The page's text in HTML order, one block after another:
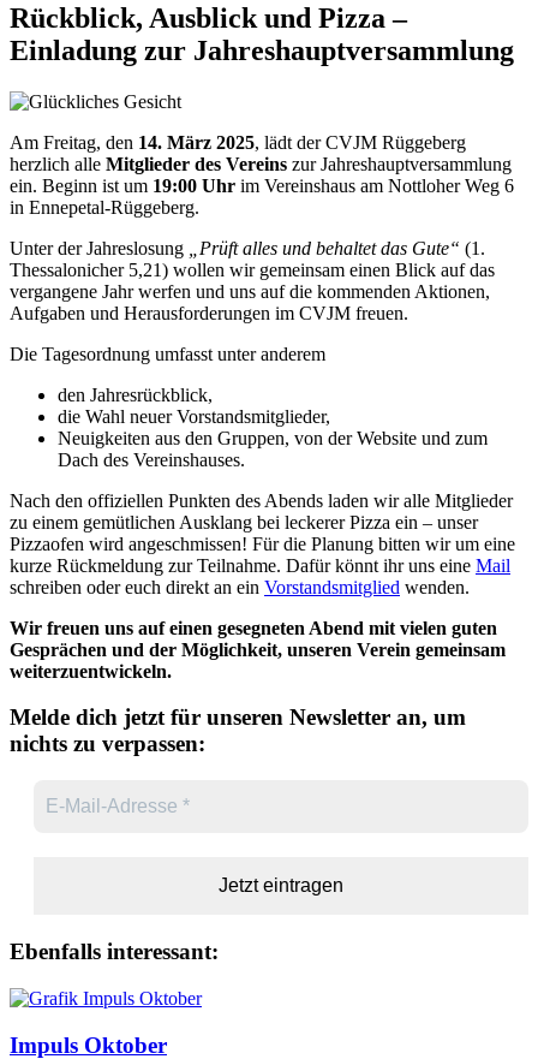
Rückblick, Ausblick und Pizza –
Einladung zur Jahreshauptversammlung
Am Freitag, den 14. März 2025, lädt der CVJM Rüggeberg
herzlich alle Mitglieder des Vereins zur Jahreshauptversammlung
ein. Beginn ist um 19:00 Uhr im Vereinshaus am Nottloher Weg 6
in Ennepetal-Rüggeberg.
Unter der Jahreslosung
„Prüft alles und behaltet das Gute“ (1.
Thessalonicher 5,21) wollen wir gemeinsam einen Blick auf das
vergangene Jahr werfen und uns auf die kommenden Aktionen,
Aufgaben und Herausforderungen im CVJM freuen.
Die Tagesordnung umfasst unter anderem
den Jahresrückblick,
die Wahl neuer Vorstandsmitglieder,
Neuigkeiten aus den Gruppen, von der Website und zum
Dach des Vereinshauses.
Nach den offiziellen Punkten des Abends laden wir alle Mitglieder
zu einem gemütlichen Ausklang bei leckerer Pizza ein – unser
Pizzaofen wird angeschmissen! Für die Planung bitten wir um eine
kurze Rückmeldung zur Teilnahme. Dafür könnt ihr uns eine Mail
schreiben oder euch direkt an ein Vorstandsmitglied wenden.
Wir freuen uns auf einen gesegneten Abend mit vielen guten
Gesprächen und der Möglichkeit, unseren Verein gemeinsam
weiterzuentwickeln.
Melde dich jetzt für unseren Newsletter an, um
nichts zu verpassen:
Ebenfalls interessant:
Impuls Oktober